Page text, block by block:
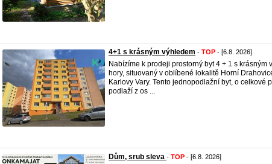
4+1 s krásným výhledem - TOP - [6.8. 2026]
Nabízíme k prodeji prostorný byt 4 + 1 s krásným
hory, situovaný v oblíbené lokalitě Horní
Karlovy Vary. Tento jednopodlažní byt, o celkové
podlaží z os ...
Dům, srub sleva - TOP - [6.8. 2026]